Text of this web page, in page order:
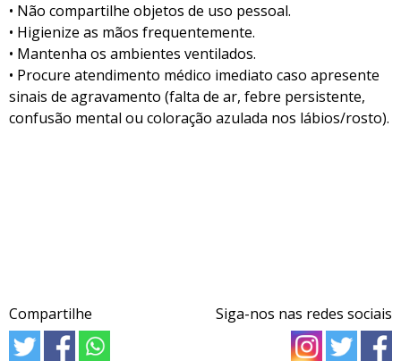
• Não compartilhe objetos de uso pessoal.
• Higienize as mãos frequentemente.
• Mantenha os ambientes ventilados.
• Procure atendimento médico imediato caso apresente
sinais de agravamento (falta de ar, febre persistente,
confusão mental ou coloração azulada nos lábios/rosto).
Compartilhe Siga-nos nas redes sociais